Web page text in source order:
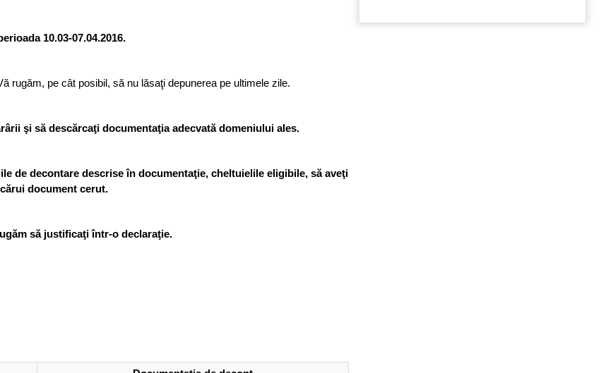
10.03-07.04.2016.
rugăm, pe cât posibil, să nu lăsaţi depunerea pe ultimele zile.
şi să descărcaţi documentaţia adecvată domeniului ales.
de decontare descrise în documentaţie, cheltuielile eligibile, să aveţi
document cerut.
să justificaţi într-o declaraţie.